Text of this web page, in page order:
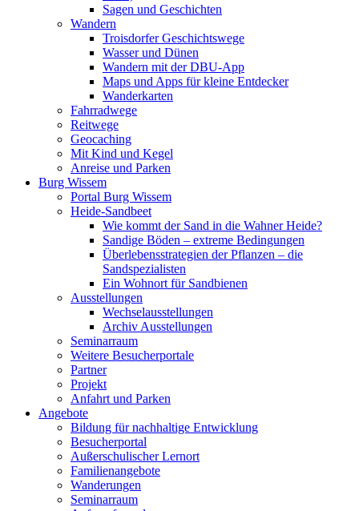
Sagen und Geschichten
Wandern
Troisdorfer Geschichtswege
Wasser und Dünen
Wandern mit der DBU-App
Maps und Apps für kleine Entdecker
Wanderkarten
Fahrradwege
Reitwege
Geocaching
Mit Kind und Kegel
Anreise und Parken
Burg Wissem
Portal Burg Wissem
Heide-Sandbeet
Wie kommt der Sand in die Wahner Heide?
Sandige Böden – extreme Bedingungen
Überlebensstrategien der Pflanzen – die
Sandspezialisten
Ein Wohnort für Sandbienen
Ausstellungen
Wechselausstellungen
Archiv Ausstellungen
Seminarraum
Weitere Besucherportale
Partner
Projekt
Anfahrt und Parken
Angebote
Bildung für nachhaltige Entwicklung
Besucherportal
Außerschulischer Lernort
Familienangebote
Wanderungen
Seminarraum